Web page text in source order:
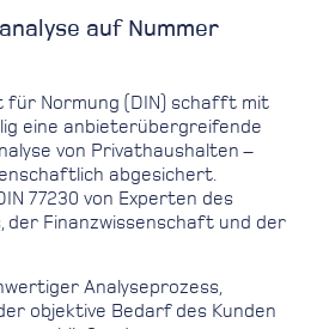
auf Nummer
für Normung (DIN) schafft mit
eine anbieterübergreifende
von Privathaushalten –
abgesichert.
77230 von Experten des
der Finanzwissenschaft und der
Analyseprozess,
objektive Bedarf des Kunden